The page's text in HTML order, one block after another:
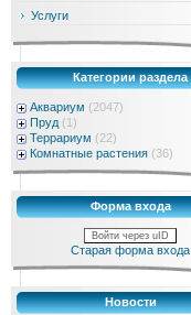
Услуги
Категории раздела
Аквариум (2047)
Пруд (1)
Террариум (22)
Комнатные растения (36)
Форма входа
Войти через uID
Старая форма входа
Новости